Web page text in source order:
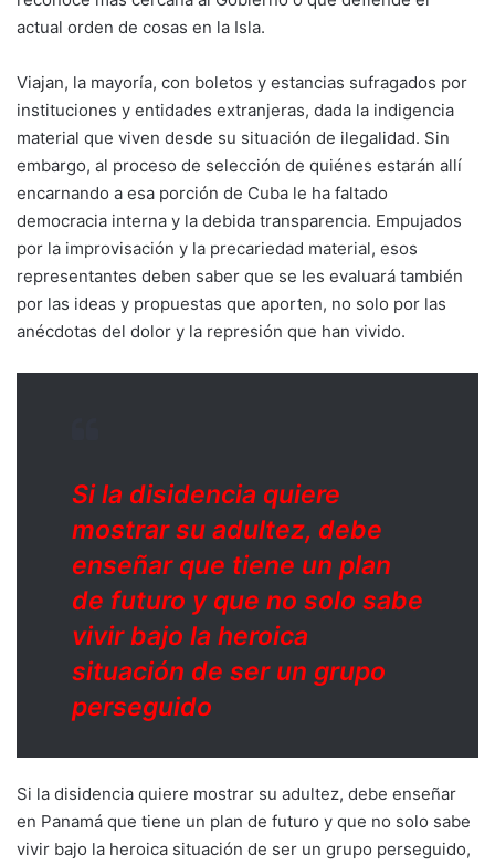
actual orden de cosas en la Isla.
Viajan, la mayoría, con boletos y estancias sufragados por
instituciones y entidades extranjeras, dada la indigencia
material que viven desde su situación de ilegalidad. Sin
embargo, al proceso de selección de quiénes estarán allí
encarnando a esa porción de Cuba le ha faltado
democracia interna y la debida transparencia. Empujados
por la improvisación y la precariedad material, esos
representantes deben saber que se les evaluará también
por las ideas y propuestas que aporten, no solo por las
anécdotas del dolor y la represión que han vivido.
Si la disidencia quiere
mostrar su adultez, debe
enseñar que tiene un plan
de futuro y que no solo sabe
vivir bajo la heroica
situación de ser un grupo
perseguido
Si la disidencia quiere mostrar su adultez, debe enseñar
en Panamá que tiene un plan de futuro y que no solo sabe
vivir bajo la heroica situación de ser un grupo perseguido,